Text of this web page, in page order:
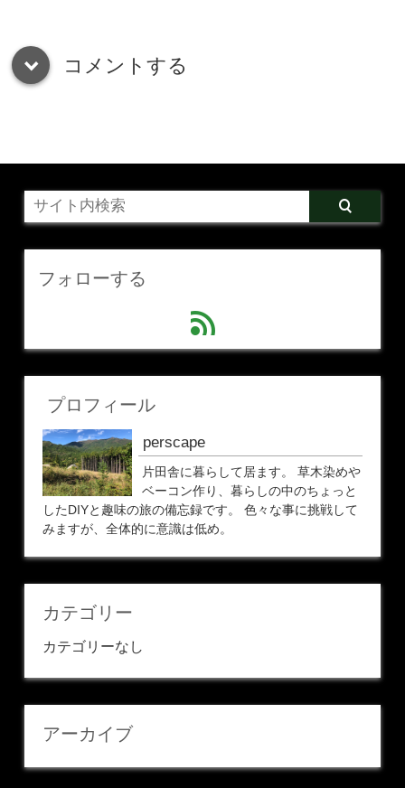
down コメントする
フォローする
feed
プロフィール
perscape
片田舎に暮らして居ます。 草木染めや
ベーコン作り、暮らしの中のちょっと
したDIYと趣味の旅の備忘録です。 色々な事に挑戦して
みますが、全体的に意識は低め。
カテゴリー
カテゴリーなし
アーカイブ